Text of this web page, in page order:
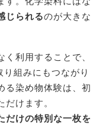
じられるのが大きな
利用することで、
組みにもつながり
る染め物体験は、初
けます。
だけの特別な一枚を